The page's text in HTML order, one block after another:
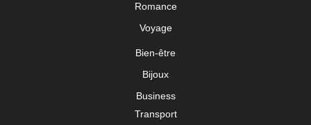
Romance
Voyage
Bien-être
Bijoux
Business
Transport